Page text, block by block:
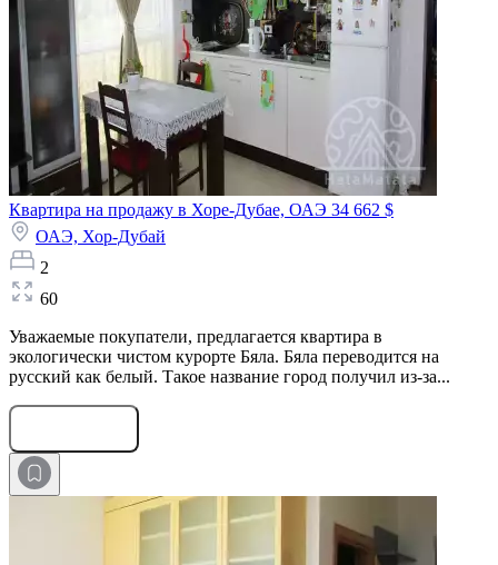
Квартира на продажу в Хоре-Дубае, ОАЭ 34 662 $
ОАЭ, Хор-Дубай
2
60
Уважаемые покупатели, предлагается квартира в
экологически чистом курорте Бяла. Бяла переводится на
русский как белый. Такое название город получил из-за...